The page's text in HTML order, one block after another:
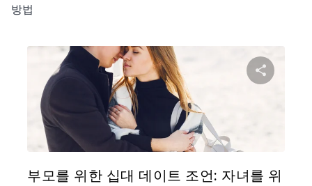
방법
부모를 위한 십대 데이트 조언: 자녀를 위